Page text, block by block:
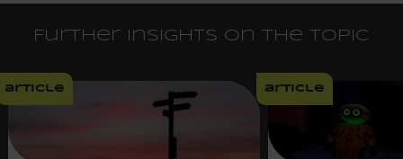
Further insights on the topic
article article